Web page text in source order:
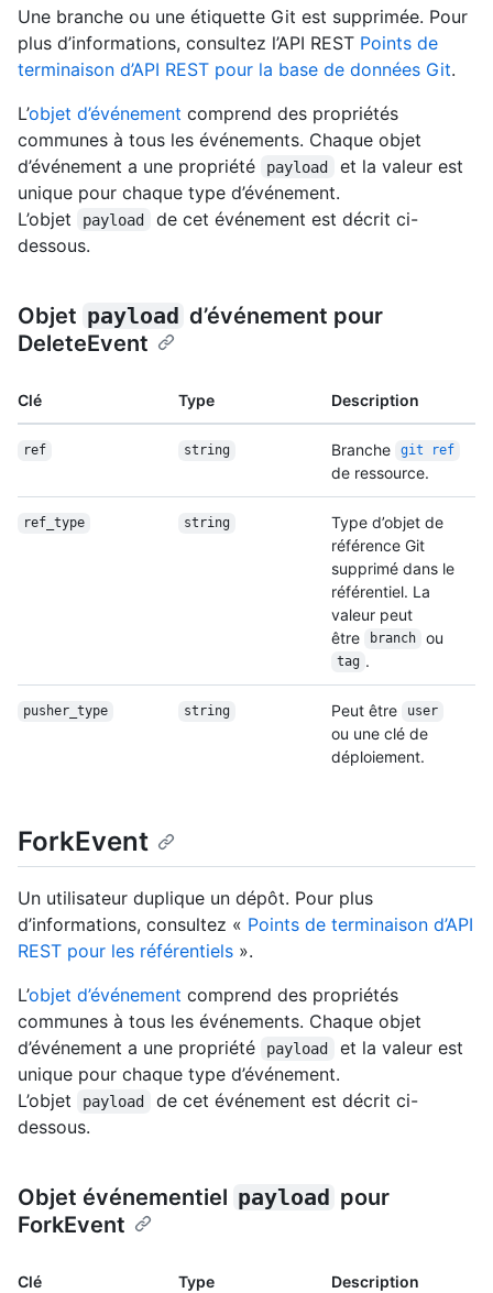
Une branche ou une étiquette Git est supprimée. Pour
plus d’informations, consultez l’API REST Points de
terminaison d’API REST pour la base de données Git.
L’objet d’événement comprend des propriétés
communes à tous les événements. Chaque objet
d’événement a une propriété
payload
et la valeur est
unique pour chaque type d’événement.
L’objet
payload
de cet événement est décrit ci-
dessous.
Objet payload d’événement pour
DeleteEvent
Clé Type Description
ref string Branche git ref
de ressource.
ref_type string
Type d’objet de
référence Git
supprimé dans le
référentiel. La
valeur peut
être
branch ou
tag .
pusher_type string Peut être user
ou une clé de
déploiement.
ForkEvent
Un utilisateur duplique un dépôt. Pour plus
d’informations, consultez « Points de terminaison d’API
REST pour les référentiels ».
L’objet d’événement comprend des propriétés
communes à tous les événements. Chaque objet
d’événement a une propriété
payload
et la valeur est
unique pour chaque type d’événement.
L’objet
payload
de cet événement est décrit ci-
dessous.
Objet événementiel payload pour
ForkEvent
Clé Type Description